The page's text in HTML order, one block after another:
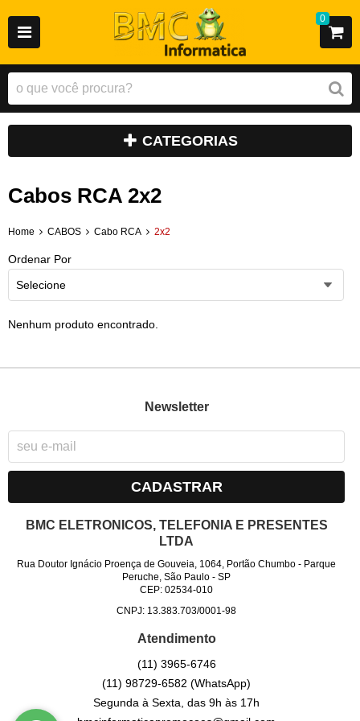
0
CATEGORIAS
Cabos RCA 2x2
Home CABOS Cabo RCA 2x2
Ordenar Por
Selecione
Nenhum produto encontrado.
Newsletter
CADASTRAR
BMC ELETRONICOS, TELEFONIA E PRESENTES
LTDA
Rua Doutor Ignácio Proença de Gouveia, 1064, Portão Chumbo - Parque
Peruche, São Paulo -SP
CEP: 02534-010
CNPJ: 13.383.703/0001-98
Atendimento
(11) 3965-6746
(11) 98729-6582(WhatsApp)
Segunda à Sexta, das 9h às 17h